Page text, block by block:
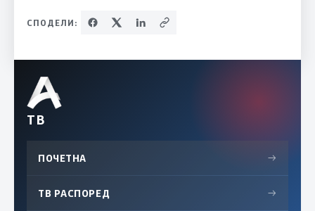
СПОДЕЛИ:
ТВ
ПОЧЕТНА →
ТВ РАСПОРЕД →